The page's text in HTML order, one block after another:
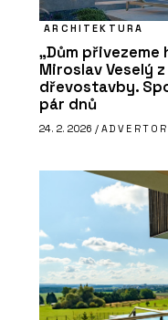
ARCHITEKTURA
„Dům
Miroslav Veselý
dřevostavby.
pár dnů
24. 2. 2026 /